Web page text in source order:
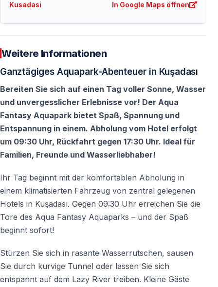
Kusadasi In Google Maps öffnen
Weitere Informationen
Ganztägiges Aquapark-Abenteuer in Kuşadası
Bereiten Sie sich auf einen Tag voller Sonne, Wasser
und unvergesslicher Erlebnisse vor! Der Aqua
Fantasy Aquapark bietet Spaß, Spannung und
Entspannung in einem. Abholung vom Hotel erfolgt
um 09:30 Uhr, Rückfahrt gegen 17:30 Uhr. Ideal für
Familien, Freunde und Wasserliebhaber!
Ihr Tag beginnt mit der komfortablen Abholung in
einem klimatisierten Fahrzeug von zentral gelegenen
Hotels in Kuşadası. Gegen 09:30 Uhr erreichen Sie die
Tore des Aqua Fantasy Aquaparks – und der Spaß
beginnt sofort!
Stürzen Sie sich in rasante Wasserrutschen, sausen
Sie durch kurvige Tunnel oder lassen Sie sich
entspannt auf dem Lazy River treiben. Kleine Gäste